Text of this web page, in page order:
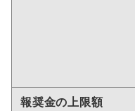
報奨金の上限額